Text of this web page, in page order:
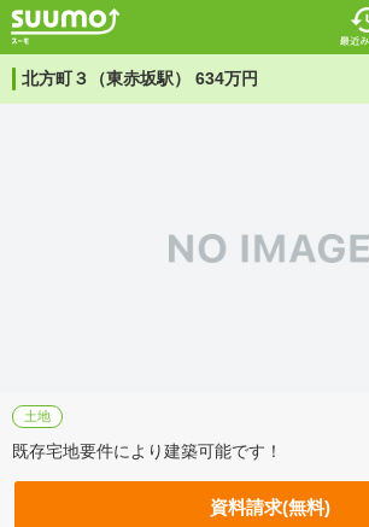
北方町３（東赤坂駅） 634万円
土地
既存宅地要件により建築可能です！
資料請求(無料)